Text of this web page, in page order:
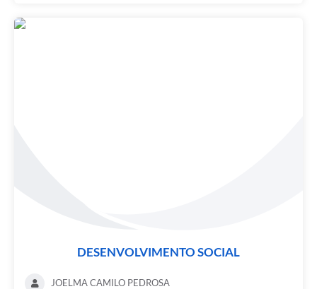
DESENVOLVIMENTO SOCIAL
JOELMA CAMILO PEDROSA